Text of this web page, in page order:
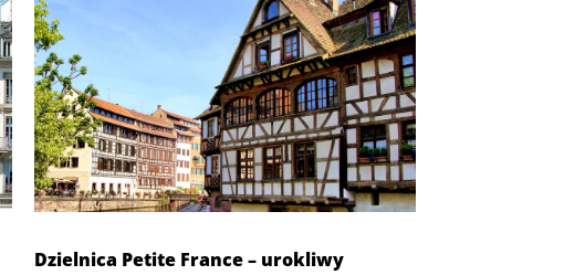
Dzielnica Petite France – urokliwy